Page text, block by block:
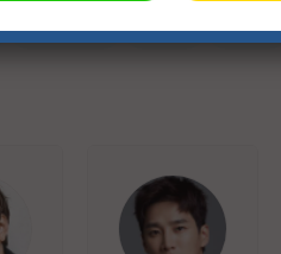
#슈퍼히어로 #외계인 #파트너